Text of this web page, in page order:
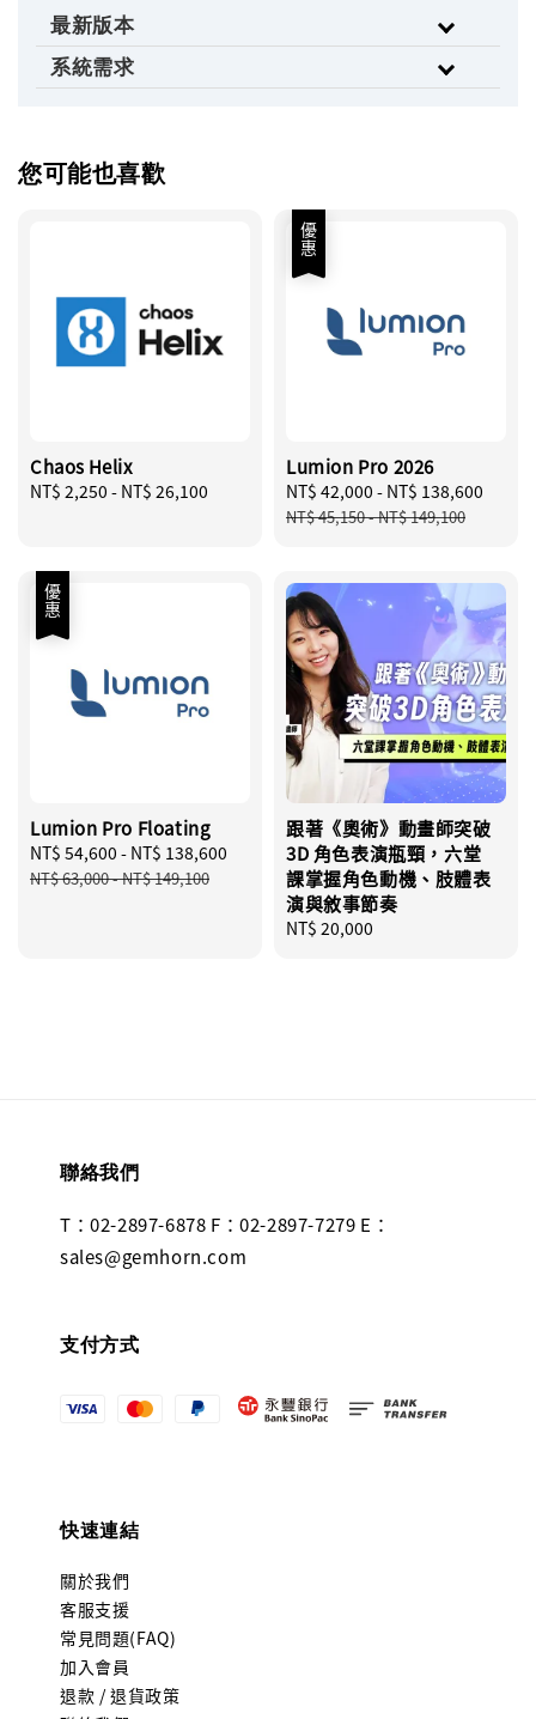
最新版本
系統需求
您可能也喜歡
Chaos Helix
Regular
NT$ 2,250 - NT$ 26,100
優惠
Lumion Pro 2026
Sale
price
NT$ 42,000 - NT$ 138,600
NT$ 45,150-NT$ 149,100
優惠
Lumion Pro Floating
Sale
price
NT$ 54,600 - NT$ 138,600
Regular
NT$ 63,000-NT$ 149,100
跟著《奧術》動畫師突破
3D 角色表演瓶頸，六堂
課掌握角色動機、肢體表
演與敘事節奏
Regular
NT$ 20,000
聯絡我們
T：02-2897-6878 F：02-2897-7279 E：
sales@gemhorn.com
支付方式
快速連結
關於我們
客服支援
常見問題(FAQ)
加入會員
退款 / 退貨政策